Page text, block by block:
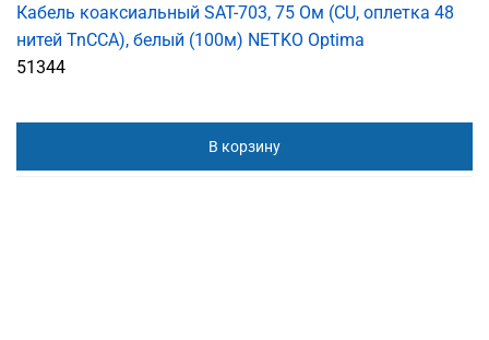
Кабель коаксиальный SAT-703, 75 Ом (CU, оплетка 48
нитей TnCCA), белый (100м) NETKO Optima
51344
В корзину